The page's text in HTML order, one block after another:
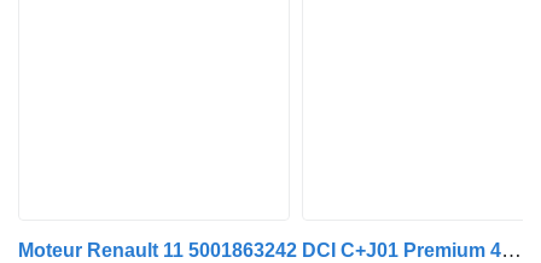
Moteur Renault 11 5001863242 DCI C+J01 Premium 420 pour camion Renault PREMIUM 420